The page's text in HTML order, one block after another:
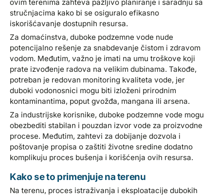
ovim terenima zahteva pažljivo planiranje i saradnju sa
stručnjacima kako bi se osiguralo efikasno
iskorišćavanje dostupnih resursa.
Za domaćinstva, duboke podzemne vode nude
potencijalno rešenje za snabdevanje čistom i zdravom
vodom. Međutim, važno je imati na umu troškove koji
prate izvođenje radova na velikim dubinama. Takođe,
potreban je redovan monitoring kvaliteta vode, jer
duboki vodonosnici mogu biti izloženi prirodnim
kontaminantima, poput gvožđa, mangana ili arsena.
Za industrijske korisnike, duboke podzemne vode mogu
obezbediti stabilan i pouzdan izvor vode za proizvodne
procese. Međutim, zahtevi za dobijanje dozvola i
poštovanje propisa o zaštiti životne sredine dodatno
komplikuju proces bušenja i korišćenja ovih resursa.
Kako se to primenjuje na terenu
Na terenu, proces istraživanja i eksploatacije dubokih